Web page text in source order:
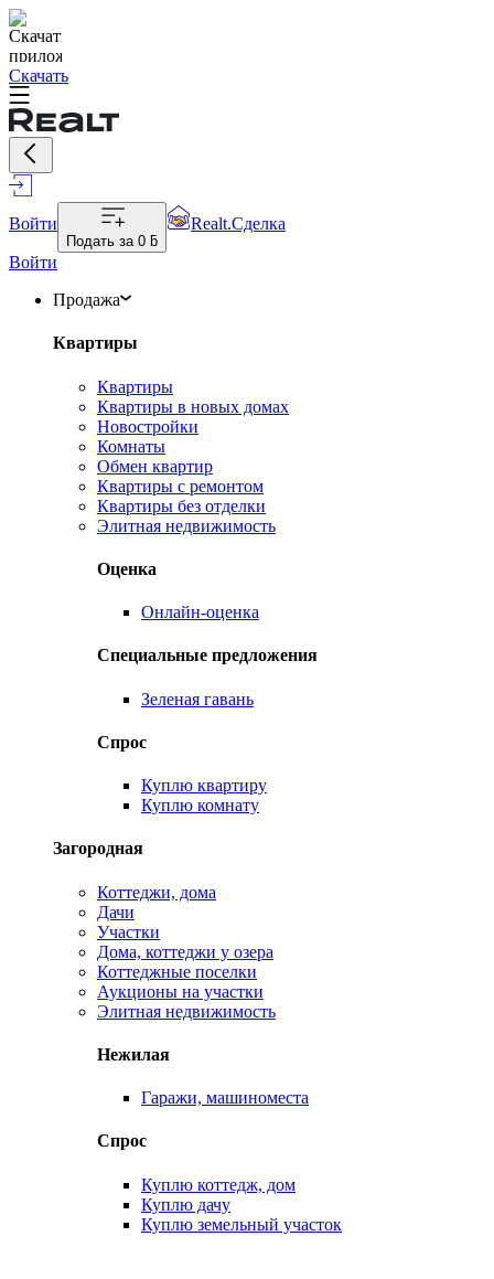
Скачать
Войти
Подать за 0 ƃ
Realt.Сделка
Войти
Продажа
Квартиры
Квартиры
Квартиры в новых домах
Новостройки
Комнаты
Обмен квартир
Квартиры с ремонтом
Квартиры без отделки
Элитная недвижимость
Оценка
Онлайн-оценка
Специальные предложения
Зеленая гавань
Спрос
Куплю квартиру
Куплю комнату
Загородная
Коттеджи, дома
Дачи
Участки
Дома, коттеджи у озера
Коттеджные поселки
Аукционы на участки
Элитная недвижимость
Нежилая
Гаражи, машиноместа
Спрос
Куплю коттедж, дом
Куплю дачу
Куплю земельный участок